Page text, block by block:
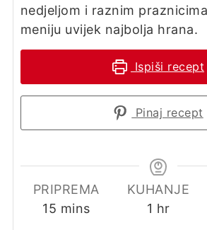
nedjeljom i raznim
meniju uvijek najbolja hrana.
Ispiši recept
Pinaj recept
PRIPREMA
15 minutes
mins
KUHANJE
1 hour
hr